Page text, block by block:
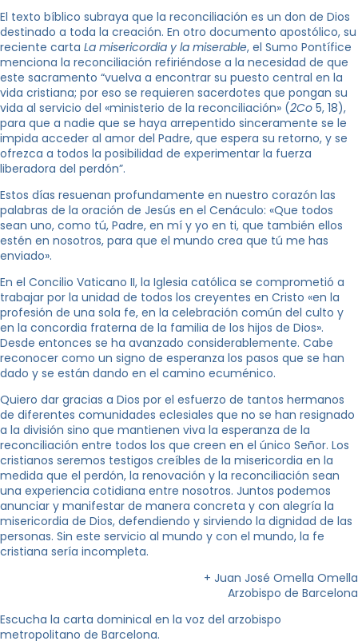
El texto bíblico subraya que la reconciliación es un don de Dios
destinado a toda la creación. En otro documento apostólico, su
reciente carta La misericordia y la miserable, el Sumo Pontífice
menciona la reconciliación refiriéndose a la necesidad de que
este sacramento “vuelva a encontrar su puesto central en la
vida cristiana; por eso se requieren sacerdotes que pongan su
vida al servicio del «ministerio de la reconciliación» (2Co 5, 18),
para que a nadie que se haya arrepentido sinceramente se le
impida acceder al amor del Padre, que espera su retorno, y se
ofrezca a todos la posibilidad de experimentar la fuerza
liberadora del perdón”.
Estos días resuenan profundamente en nuestro corazón las
palabras de la oración de Jesús en el Cenáculo: «Que todos
sean uno, como tú, Padre, en mí y yo en ti, que también ellos
estén en nosotros, para que el mundo crea que tú me has
enviado».
En el Concilio Vaticano II, la Iglesia católica se comprometió a
trabajar por la unidad de todos los creyentes en Cristo «en la
profesión de una sola fe, en la celebración común del culto y
en la concordia fraterna de la familia de los hijos de Dios».
Desde entonces se ha avanzado considerablemente. Cabe
reconocer como un signo de esperanza los pasos que se han
dado y se están dando en el camino ecuménico.
Quiero dar gracias a Dios por el esfuerzo de tantos hermanos
de diferentes comunidades eclesiales que no se han resignado
a la división sino que mantienen viva la esperanza de la
reconciliación entre todos los que creen en el único Señor. Los
cristianos seremos testigos creíbles de la misericordia en la
medida que el perdón, la renovación y la reconciliación sean
una experiencia cotidiana entre nosotros. Juntos podemos
anunciar y manifestar de manera concreta y con alegría la
misericordia de Dios, defendiendo y sirviendo la dignidad de las
personas. Sin este servicio al mundo y con el mundo, la fe
cristiana sería incompleta.
+ Juan José Omella Omella
Arzobispo de Barcelona
Escucha la carta dominical en la voz del arzobispo
metropolitano de Barcelona.